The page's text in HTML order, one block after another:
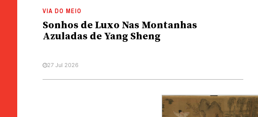
VIA DO MEIO
Sonhos de Luxo Nas Montanhas
Azuladas de Yang Sheng
27 Jul 2026